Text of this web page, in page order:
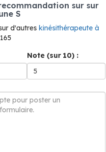
sur sur
S
d'autres kinésithérapeute à
Note (sur 10) :